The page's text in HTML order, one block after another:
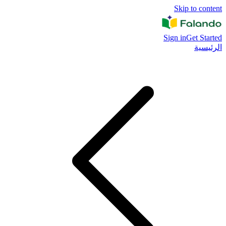
Skip to content
Sign inGet Started
الرئيسية